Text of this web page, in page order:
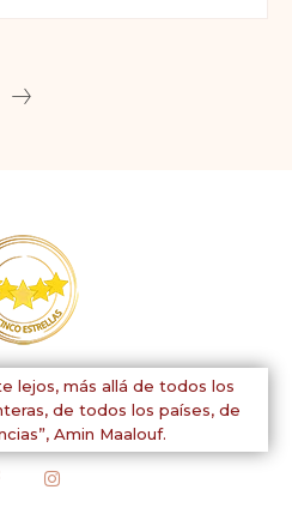
lejos, más allá de todos los
de todos los países, de
Amin Maalouf.